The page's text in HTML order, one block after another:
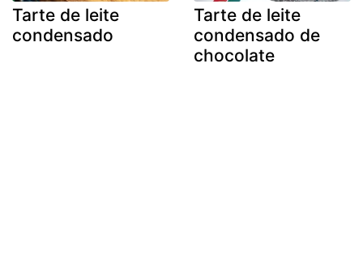
Tarte de leite
condensado
Tarte de leite
condensado de
chocolate